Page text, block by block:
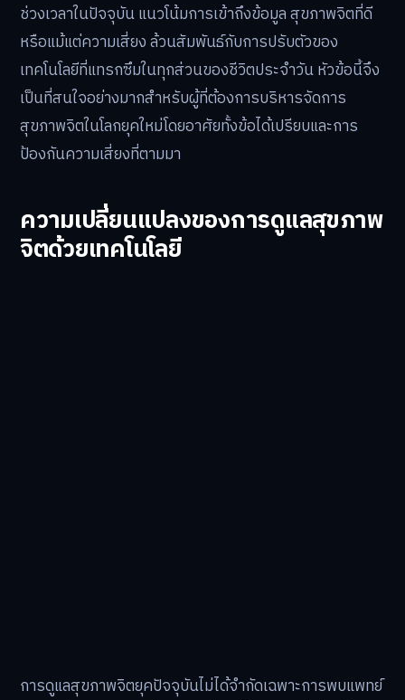
ช่วงเวลาในปัจจุบัน แนวโน้มการเข้าถึงข้อมูล สุขภาพจิตที่ดี
หรือแม้แต่ความเสี่ยง ล้วนสัมพันธ์กับการปรับตัวของ
เทคโนโลยีที่แทรกซึมในทุกส่วนของชีวิตประจำวัน หัวข้อนี้จึง
เป็นที่สนใจอย่างมากสำหรับผู้ที่ต้องการบริหารจัดการ
สุขภาพจิตในโลกยุคใหม่โดยอาศัยทั้งข้อได้เปรียบและการ
ป้องกันความเสี่ยงที่ตามมา
ความเปลี่ยนแปลงของการดูแลสุขภาพ
จิตด้วยเทคโนโลยี
การดูแลสุขภาพจิตยุคปัจจุบันไม่ได้จำกัดเฉพาะการพบแพทย์